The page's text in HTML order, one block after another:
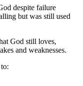
despite failure
but was still used
God still loves,
and weaknesses.